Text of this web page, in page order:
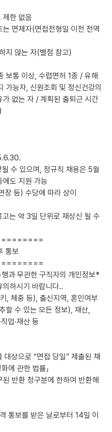
제한 없음
면제자(면접전형일 이전 전역
지 않는 자(별첨 참고)
보통 이상, 수렵면허 1종 / 유해
가능자, 신원조회 및 정신건강의
없는 자 / 계획된 출퇴근 시간
수 있으며, 정규직 채용은 5월
에도 지원 가능
등) 수당에 따라 상이
는 약 3일 단위로 재상신 될 수
통보
과 무관한 구직자의 개인정보*
하시기 바랍니다..
, 체중 등), 출신지역, 혼인여부
할 수 있는 모든 정보), 재산,
업·재산 등
상으로 “면접 당일” 제출된 채
에 관한 법률」
반환 청구분에 한하여 반환해
통보를 받은 날로부터 14일 이